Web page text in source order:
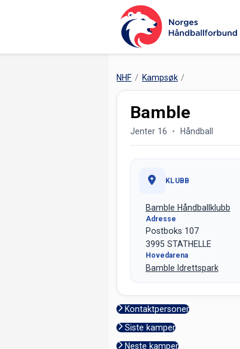
NHF Kampsøk
Bamble
Jenter 16 Håndball
KLUBB
Bamble Håndballklubb
Adresse
Postboks 107
3995 STATHELLE
Hovedarena
Bamble Idrettspark
Kontaktpersoner
Siste kamper
Neste kamper